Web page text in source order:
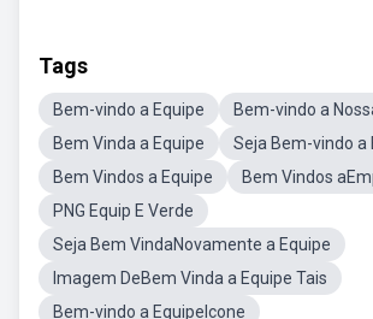
Tags
Bem-vindo a Equipe
Bem-vindo a
Bem Vinda a Equipe
Seja Bem-vindo a
Bem Vindos a Equipe
Bem Vindos
PNG Equip E Verde
Seja Bem VindaNovamente a Equipe
Imagem DeBem Vinda a Equipe Tais
Bem-vindo a EquipeIcone